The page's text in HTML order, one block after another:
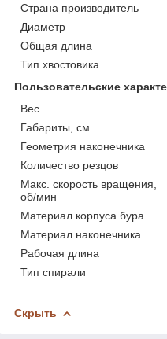
Страна производитель
Диаметр
Общая длина
Тип хвостовика
Пользовательские
Вес
Габариты, см
Геометрия наконечника
Количество резцов
Макс. скорость вращения,
об/мин
Материал корпуса бура
Материал наконечника
Рабочая длина
Тип спирали
Скрыть